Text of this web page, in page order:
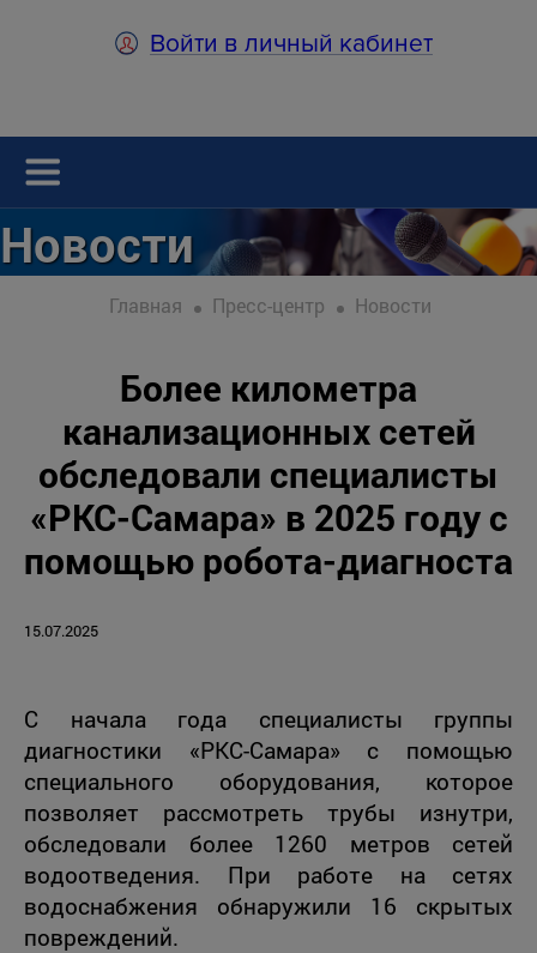
Войти в личный кабинет
Новости
Главная Пресс-центр Новости
Более километра
канализационных сетей
обследовали специалисты
«РКС-Самара» в 2025 году с
помощью робота-диагноста
15.07.2025
С начала года специалисты группы
диагностики «РКС-Самара» с помощью
специального оборудования, которое
позволяет рассмотреть трубы изнутри,
обследовали более 1260 метров сетей
водоотведения. При работе на сетях
водоснабжения обнаружили 16 скрытых
повреждений.